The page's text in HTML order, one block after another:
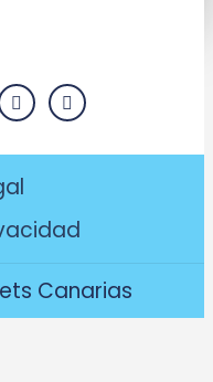
Canarias